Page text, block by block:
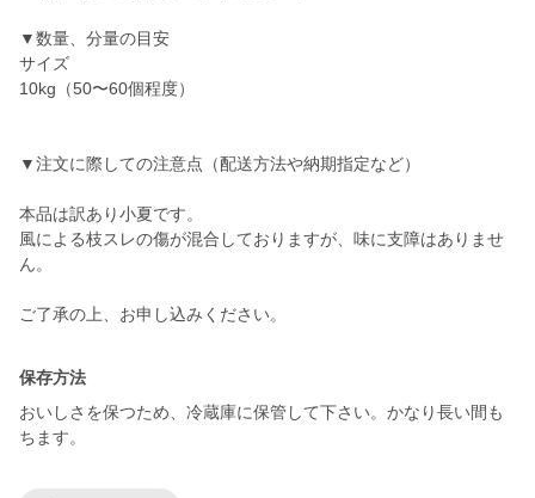
▼数量、分量の目安
サイズ
10kg（50〜60個程度）
▼注文に際しての注意点（配送方法や納期指定など）
本品は訳あり小夏です。
風による枝スレの傷が混合しておりますが、味に支障はありませ
ん。
ご了承の上、お申し込みください。
保存方法
おいしさを保つため、冷蔵庫に保管して下さい。かなり長い間も
ちます。